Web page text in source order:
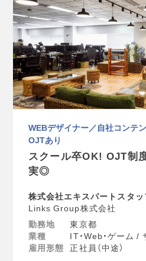
WEBデザイナー／自社コンテ
OJTあり
スクール卒OK! OJT制
実◎
株式会社エキスパートスタ
Links Group株式会社
勤務地
東京都
業種
IT・Web・ゲーム /
雇用形態 正社員（中途）